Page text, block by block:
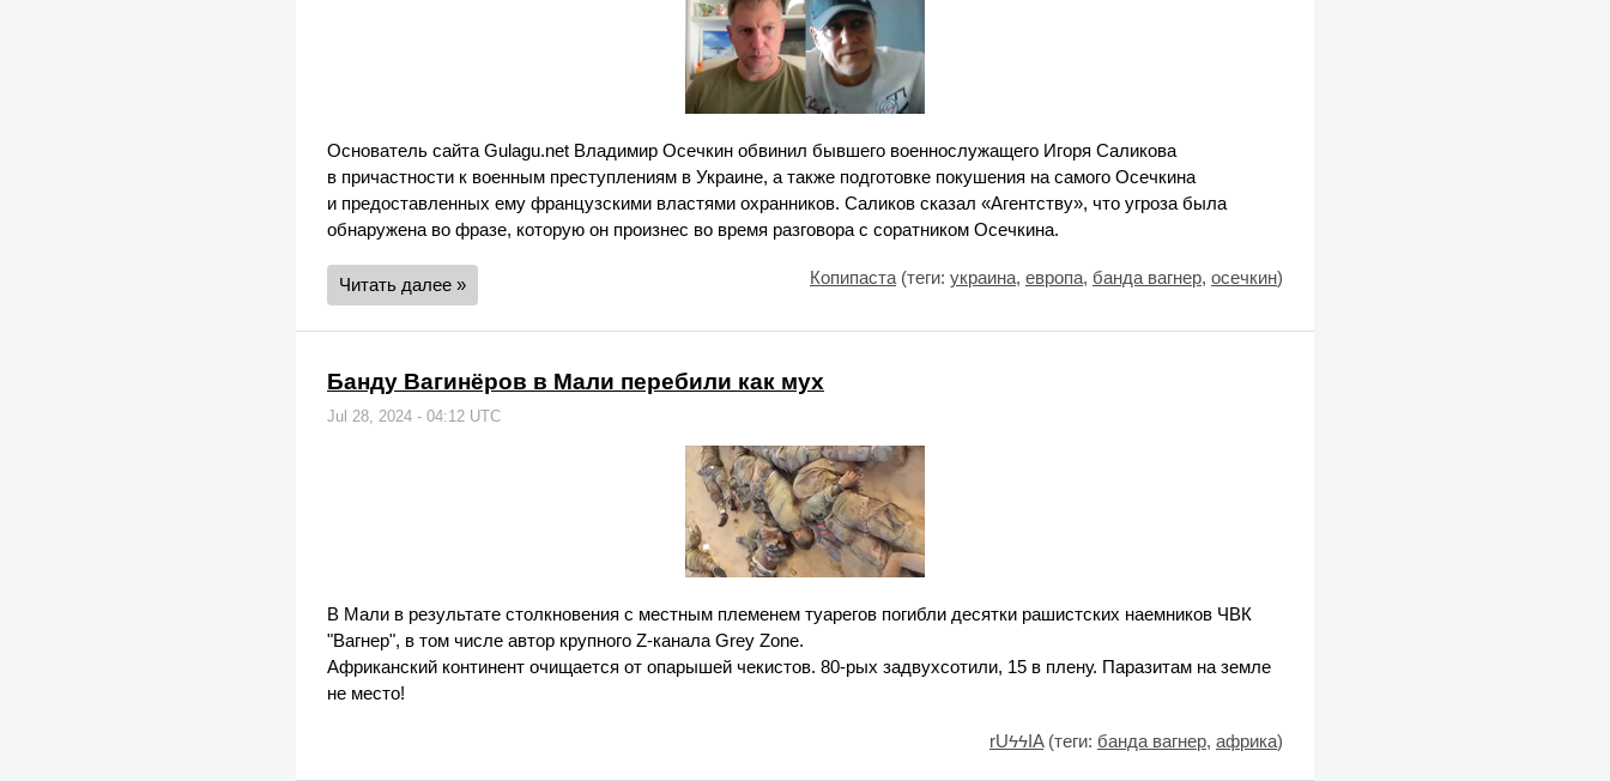
Основатель сайта Gulagu.net Владимир Осечкин обвинил бывшего военнослужащего Игоря Саликова
в причастности к военным преступлениям в Украине, а также подготовке покушения на самого Осечкина
и предоставленных ему французскими властями охранников. Саликов сказал «Агентству», что угроза была
обнаружена во фразе, которую он произнес во время разговора с соратником Осечкина.
Читать далее » Копипаста (теги: украина, европа, банда вагнер, осечкин)
Банду Вагинёров в Мали перебили как мух
Jul 28, 2024 - 04:12 UTC
В Мали в результате столкновения с местным племенем туарегов погибли десятки рашистских наемников ЧВК
"Вагнер", в том числе автор крупного Z-канала Grey Zone.
Африканский континент очищается от опарышей чекистов. 80-рых задвухсотили, 15 в плену. Паразитам на земле
не место!
rUϟϟIA(теги: банда вагнер, африка)